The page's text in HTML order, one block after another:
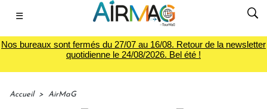
☰
Nos bureaux sont fermés du 27/07 au 16/08. Retour de la newsletter
quotidienne le 24/08/2026. Bel été !
Accueil > AirMaG